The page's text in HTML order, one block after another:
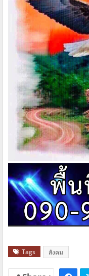
Tags สังคม